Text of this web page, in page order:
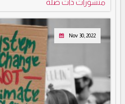
منشورات ذات صلة
Nov 30, 2022